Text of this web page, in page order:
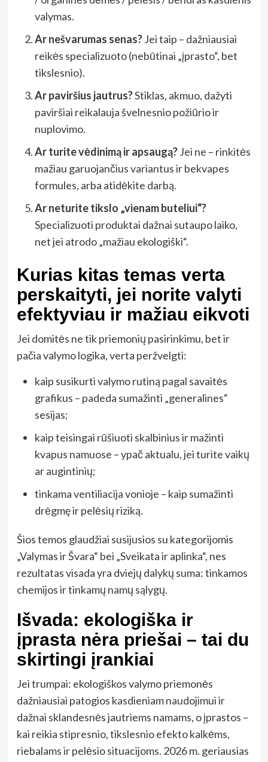
valymas.
Ar nešvarumas senas?Jei taip – dažniausiai
reikės specializuoto (nebūtinai „įprasto“, bet
tikslesnio).
Ar paviršius jautrus?Stiklas, akmuo, dažyti
paviršiai reikalauja švelnesnio požiūrio ir
nuplovimo.
Ar turite vėdinimą ir apsaugą?Jei ne – rinkitės
mažiau garuojančius variantus ir bekvapes
formules, arba atidėkite darbą.
Ar neturite tikslo „vienam buteliui“?
Specializuoti produktai dažnai sutaupo laiko,
net jei atrodo „mažiau ekologiški“.
Kurias kitas temas verta
perskaityti, jei norite valyti
efektyviau ir mažiau eikvoti
Jei domitės ne tik priemonių pasirinkimu, bet ir
pačia valymo logika, verta peržvelgti:
kaip susikurti valymo rutiną pagal savaitės
grafikus – padeda sumažinti „generalines“
sesijas;
kaip teisingai rūšiuoti skalbinius ir mažinti
kvapus namuose – ypač aktualu, jei turite vaikų
ar augintinių;
tinkama ventiliacija vonioje – kaip sumažinti
drėgmę ir pelėsių riziką.
Šios temos glaudžiai susijusios su kategorijomis
„Valymas ir Švara“ bei „Sveikata ir aplinka“, nes
rezultatas visada yra dviejų dalykų suma: tinkamos
chemijos ir tinkamų namų sąlygų.
Išvada: ekologiška ir
įprasta nėra priešai – tai du
skirtingi įrankiai
Jei trumpai: ekologiškos valymo priemonės
dažniausiai patogios kasdieniam naudojimui ir
dažnai sklandesnės jautriems namams, o įprastos –
kai reikia stipresnio, tikslesnio efekto kalkėms,
riebalams ir pelėsio situacijoms. 2026 m. geriausias